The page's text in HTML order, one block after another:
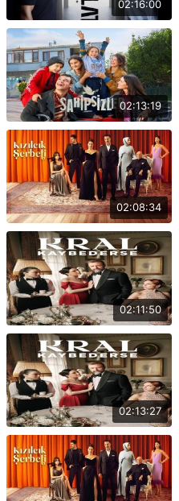
02:16:00
02:13:19
02:08:34
02:11:50
02:13:27